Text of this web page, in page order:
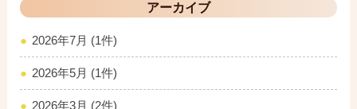
アーカイブ
2026年7月 (1件)
2026年5月 (1件)
2026年3月 (2件)